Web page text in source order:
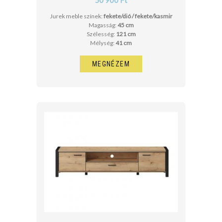
Jurek meble színek: fekete/dió / fekete/kasmir
Magasság: 45 cm
Szélesség: 121 cm
Mélység: 41 cm
MEGNÉZEM